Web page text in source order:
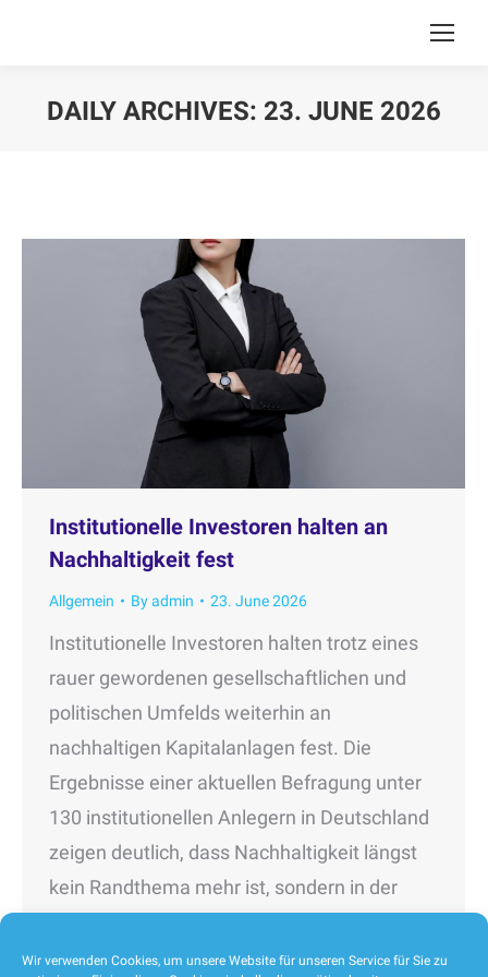
Wir verwenden Cookies, um unsere Website für unseren Service für Sie zu
DAILY ARCHIVES: 23. JUNE 2026
Institutionelle Investoren halten an
Nachhaltigkeit fest
Allgemein Byadmin 23. June 2026
Institutionelle Investoren halten trotz eines
rauer gewordenen gesellschaftlichen und
politischen Umfelds weiterhin an
nachhaltigen Kapitalanlagen fest. Die
Ergebnisse einer aktuellen Befragung unter
130 institutionellen Anlegern in Deutschland
zeigen deutlich, dass Nachhaltigkeit längst
kein Randthema mehr ist, sondern in der
angekommen ist. 85 Prozent der befragten